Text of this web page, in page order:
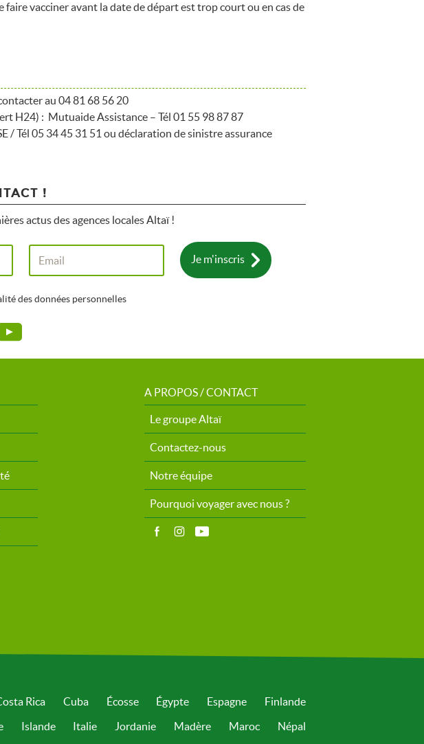
faire vacciner avant la date de départ est trop court ou en cas de
au 04 81 68 56 20
H24) : Mutuaide Assistance – Tél 01 55 98 87 87
/ Tél 05 34 45 31 51 ou déclaration de sinistre assurance
!
actus des agences locales Altaï !
Je m'inscris
des données personnelles
A PROPOS / CONTACT
Le groupe Altaï
Contactez-nous
Notre équipe
Pourquoi voyager avec nous ?
Rica Cuba Écosse Égypte Espagne
Finlande
Islande Italie Jordanie Madère Maroc Népal